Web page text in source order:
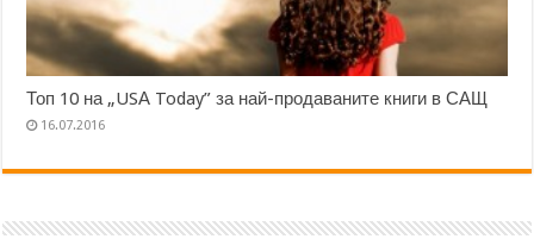
Топ 10 на „USА Today” за най-продаваните книги в САЩ
16.07.2016